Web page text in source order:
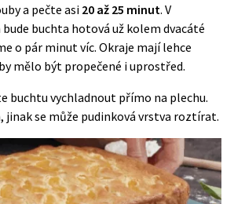
a pečte asi 20 až 25 minut. V
buchta hotová už kolem dvacáté
o pár minut víc. Okraje mají lehce
mělo být propečené i uprostřed.
buchtu vychladnout přímo na plechu.
jinak se může pudinková vrstva roztírat.